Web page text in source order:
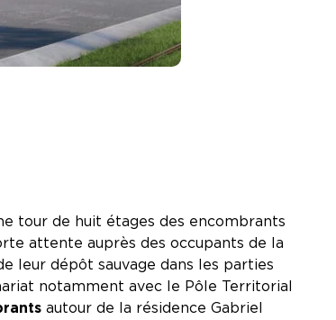
tour de huit étages des encombrants
attente auprès des occupants de la
leur dépôt sauvage dans les parties
notamment avec le Pôle Territorial
autour de la résidence Gabriel